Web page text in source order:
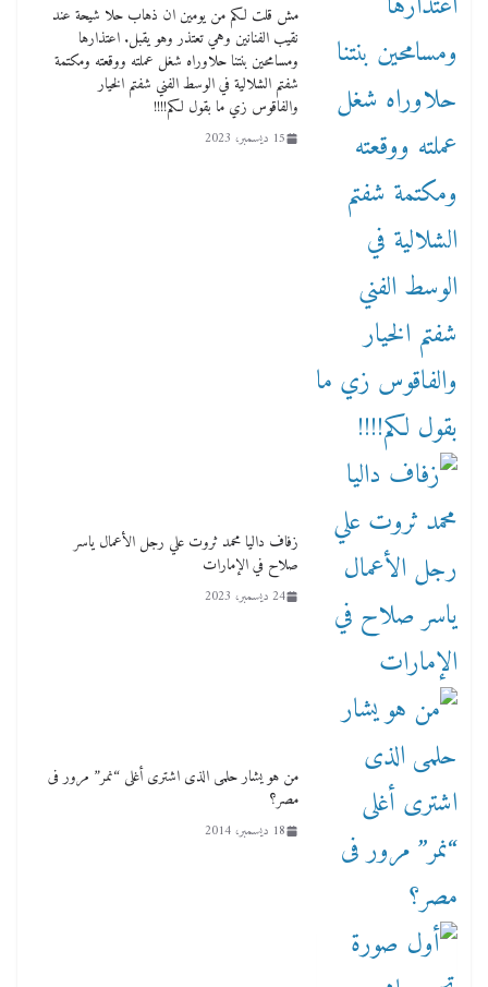
مش قلت لكم من يومين ان ذهاب حلا شيحة عند
نقيب الفنانين وهي تعتذر وهو يقبل. اعتذارها
ومسامحين بنتنا حلاوراه شغل عملته ووقعته ومكتمة
شفتم الشلالية في الوسط الفني شفتم الخيار
والفاقوس زي ما بقول لكم!!!!
15 ديسمبر، 2023
زفاف داليا محمد ثروت علي رجل الأعمال ياسر
صلاح في الإمارات
24 ديسمبر، 2023
من هو يشار حلمى الذى اشترى أغلى “نمر” مرور فى
مصر؟
18 ديسمبر، 2014